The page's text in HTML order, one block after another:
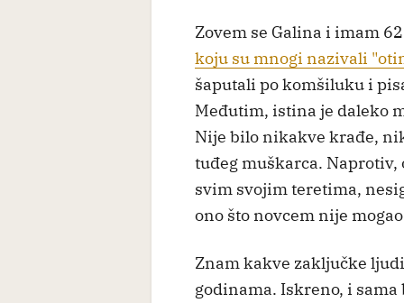
Zovem se Galina i imam
koju su mnogi nazivali
šaputali po komšiluku i
Međutim, istina je daleko
Nije bilo nikakve krađe,
tuđeg muškarca. Naprotiv,
svim svojim teretima,
ono što novcem nije
Znam kakve zaključke
godinama. Iskreno, i